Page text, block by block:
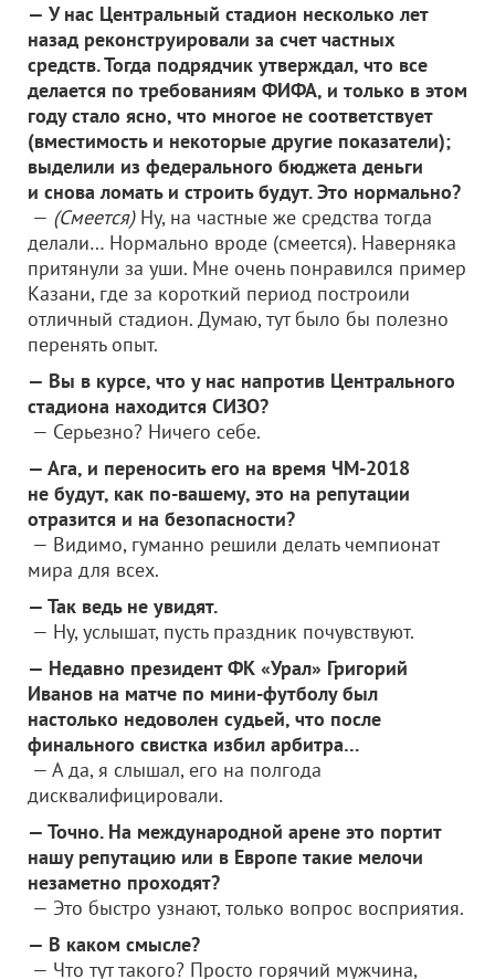
— У нас Центральный стадион несколько лет
назад реконструировали за счет частных
средств. Тогда подрядчик утверждал, что все
делается по требованиям ФИФА, и только в этом
году стало ясно, что многое не соответствует
(вместимость и некоторые другие показатели);
выделили из федерального бюджета деньги
и снова ломать и строить будут. Это нормально?
— (Смеется) Ну, на частные же средства тогда
делали… Нормально вроде (смеется). Наверняка
притянули за уши. Мне очень понравился пример
Казани, где за короткий период построили
отличный стадион. Думаю, тут было бы полезно
перенять опыт.
— Вы в курсе, что у нас напротив Центрального
стадиона находится СИЗО?
— Серьезно? Ничего себе.
— Ага, и переносить его на время ЧМ-2018
не будут, как по-вашему, это на репутации
отразится и на безопасности?
— Видимо, гуманно решили делать чемпионат
мира для всех.
— Так ведь не увидят.
— Ну, услышат, пусть праздник почувствуют.
— Недавно президент ФК «Урал» Григорий
Иванов на матче по мини-футболу был
настолько недоволен судьей, что после
финального свистка избил арбитра…
— А да, я слышал, его на полгода
дисквалифицировали.
— Точно. На международной арене это портит
нашу репутацию или в Европе такие мелочи
незаметно проходят?
— Это быстро узнают, только вопрос восприятия.
— В каком смысле?
— Что тут такого? Просто горячий мужчина,